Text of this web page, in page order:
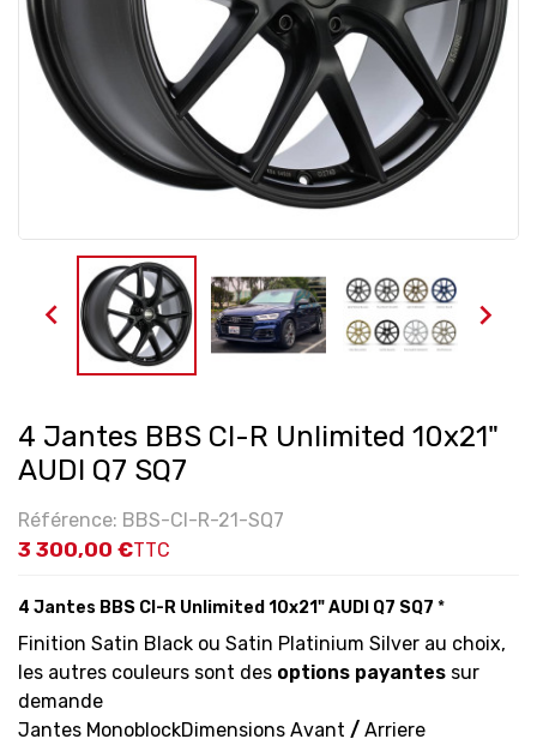
 
4 Jantes BBS CI-R Unlimited 10x21"
AUDI Q7 SQ7
Référence: BBS-CI-R-21-SQ7
3 300,00 €TTC
4 Jantes BBS CI-R Unlimited 10x21" AUDI Q7 SQ7 *
Finition Satin Black ou Satin Platinium Silver au choix,
les autres couleurs sont des options payantes sur
demande
Jantes MonoblockDimensions Avant / Arriere